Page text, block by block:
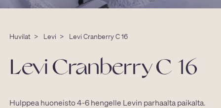
Huvilat > Levi > Levi Cranberry C 16
Levi Cranberry C 16
Hulppea huoneisto 4-6 hengelle Levin parhaalta paikalta.